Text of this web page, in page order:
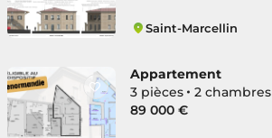
Saint-Marcellin
Appartement
3 pièces
2 chambres
89 000 €